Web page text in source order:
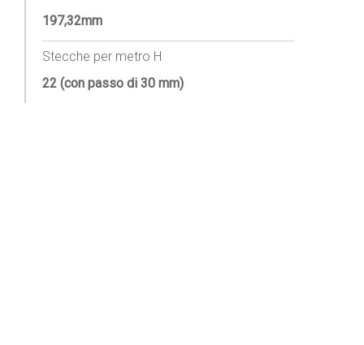
197,32mm
Stecche per metro H
22 (con passo di 30 mm)